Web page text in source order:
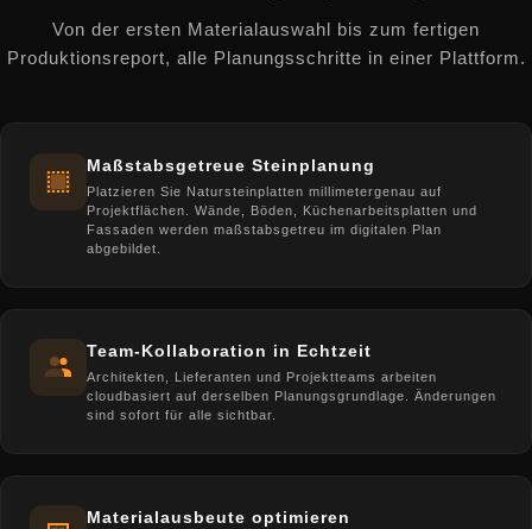
Von der ersten Materialauswahl bis zum fertigen
Produktionsreport, alle Planungsschritte in einer Plattform.
Maßstabsgetreue Steinplanung
Platzieren Sie Natursteinplatten millimetergenau auf
Projektflächen. Wände, Böden, Küchenarbeitsplatten und
Fassaden werden maßstabsgetreu im digitalen Plan
abgebildet.
Team-Kollaboration in Echtzeit
Architekten, Lieferanten und Projektteams arbeiten
cloudbasiert auf derselben Planungsgrundlage. Änderungen
sind sofort für alle sichtbar.
Materialausbeute optimieren